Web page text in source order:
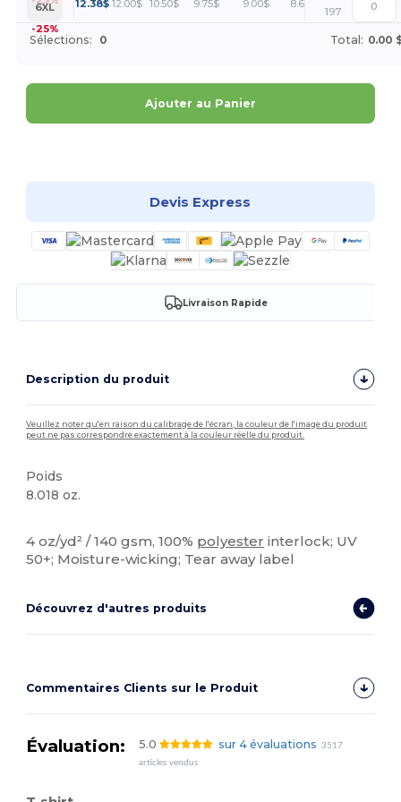
6XL
-25%
12.38$ 12.00$ 10.50$ 9.75$ 9.00$ 8.63
197
Sélections: 0 Total: 0.00
Ajouter au Panier
Devis Express
Livraison Rapide
Description du produit
Veuillez noter qu'en raison du calibrage de l'écran, la couleur de l'image du produit
peut ne pas correspondre exactement à la couleur réelle du produit.
Poids
8.018 oz.
4 oz/yd² / 140 gsm, 100% polyester interlock; UV
50+; Moisture-wicking; Tear away label
Découvrez d'autres produits
Commentaires Clients sur le Produit
Évaluation: 5.0 sur 4 évaluations
3517
articles vendus